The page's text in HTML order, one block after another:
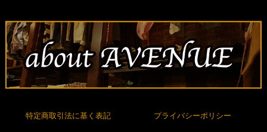
特定商取引法に基く表記 プライバシーポリシー